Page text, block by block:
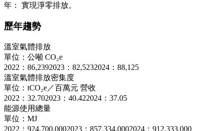
年： 實現淨零排放。
歷年趨勢
溫室氣體排放
單位：公噸 CO₂e
2022：86,2392023：82,5232024：88,125
溫室氣體排放密集度
單位：tCO₂e／百萬元 營收
2022：32.702023：40.422024：37.05
能源使用總量
單位：MJ
2022：924,700,0002023：857,334,0002024：912,333,000